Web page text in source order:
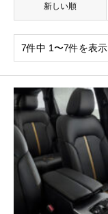
新しい順
7件中 1〜7件を表示